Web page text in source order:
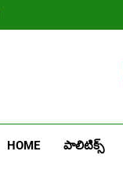
HOME పాలిటిక్స్